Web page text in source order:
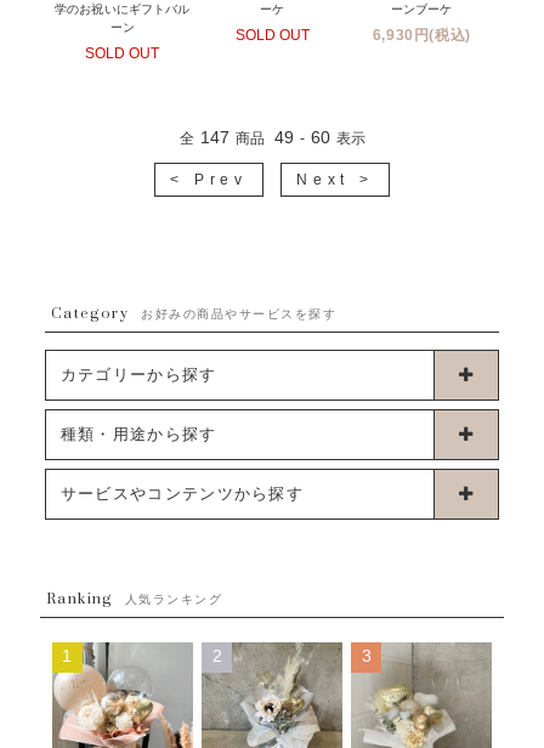
学のお祝いにギフトバル
ーン
SOLD OUT
ーケ
SOLD OUT
ーンブーケ
6,930円(税込)
全 147 商品 49 - 60 表示
< Prev Next >
Category お好みの商品やサービスを探す
カテゴリーから探す
卓上タイプバルーン
ブーケタイプバルーン
ムーンリットバルーン
コンフェッティバルーン
フリンジバルーン
種類・用途から探す
お誕生日
開店・周年祝い
発表会・劇場
サービスやコンテンツから探す
発送について
Q&A
メッセージカード・電報について
オーダーメイドについて
Ranking 人気ランキング
1 2 3